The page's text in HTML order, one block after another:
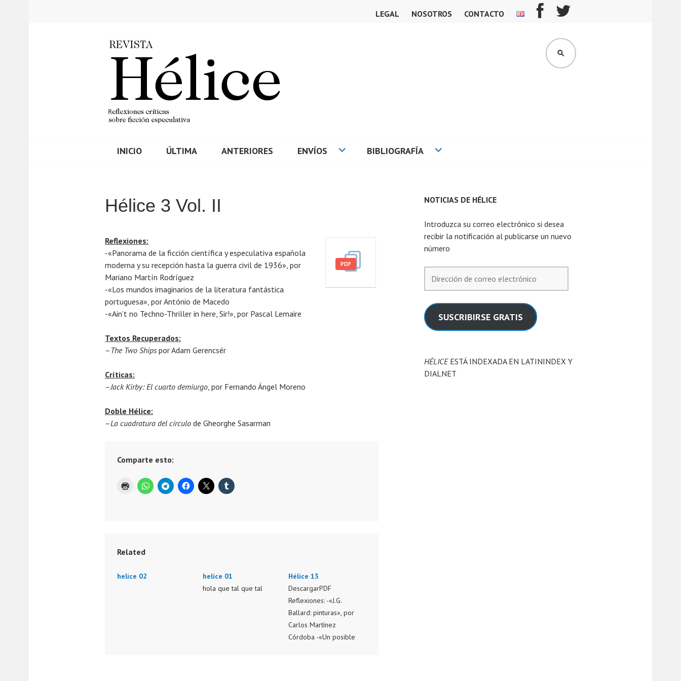
LEGAL NOSOTROS CONTACTO
BUSCAR
INICIO ÚLTIMA ANTERIORES ENVÍOS BIBLIOGRAFÍA
Hélice 3 Vol. II
u
b
l
i
c
a
d
e
n
4
j
l
i
o
r
i
s
m
a
e
PDF
Reflexiones:
-«Panorama de la ficción científica y especulativa española
moderna y su recepción hasta la guerra civil de 1936», por
Mariano Martín Rodríguez
-«Los mundos imaginarios de la literatura fantástica
portuguesa», por António de Macedo
-«Ain’t no Techno-Thriller in here, Sir!», por Pascal Lemaire
Textos Recuperados:
–The Two Ships por Adam Gerencsér
Críticas:
–Jack Kirby: El cuarto demiurgo, por Fernando Ángel Moreno
Doble Hélice:
–La cuadratura del círculo de Gheorghe Sasarman
Comparte esto:
Related
helice 02
helice 01
hola que tal que tal
Hélice 13
DescargarPDF
Reflexiones: -«J.G.
Ballard: pinturas», por
Carlos Martínez
Córdoba -«Un posible
NOTICIAS DE HÉLICE
Introduzca su correo electrónico si desea
recibir la notificación al publicarse un nuevo
número
electrónico
SUSCRIBIRSE GRATIS
HÉLICEESTÁ INDEXADA EN LATININDEX Y
DIALNET